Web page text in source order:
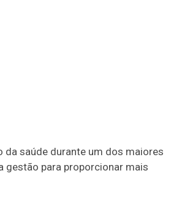
da saúde durante um dos maiores
gestão para proporcionar mais